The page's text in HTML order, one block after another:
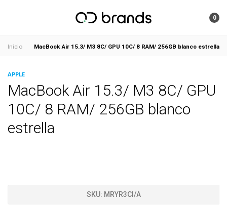
0
Inicio MacBook Air 15.3/ M3 8C/ GPU 10C/ 8 RAM/ 256GB blanco estrella
APPLE
MacBook Air 15.3/ M3 8C/ GPU
10C/ 8 RAM/ 256GB blanco
estrella
SKU: MRYR3CI/A